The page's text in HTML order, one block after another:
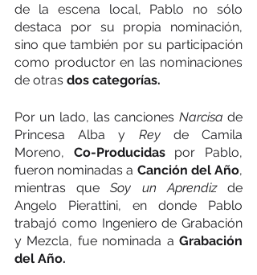
de la escena local, Pablo no sólo
destaca por su propia nominación,
sino que también por su participación
como productor en las nominaciones
de otras dos categorías.
Por un lado, las canciones Narcisa de
Princesa Alba y Rey de Camila
Moreno, Co-Producidas por Pablo,
fueron nominadas a Canción del Año,
mientras que Soy un Aprendiz de
Angelo Pierattini, en donde Pablo
trabajó como Ingeniero de Grabación
y Mezcla, fue nominada a Grabación
del Año.